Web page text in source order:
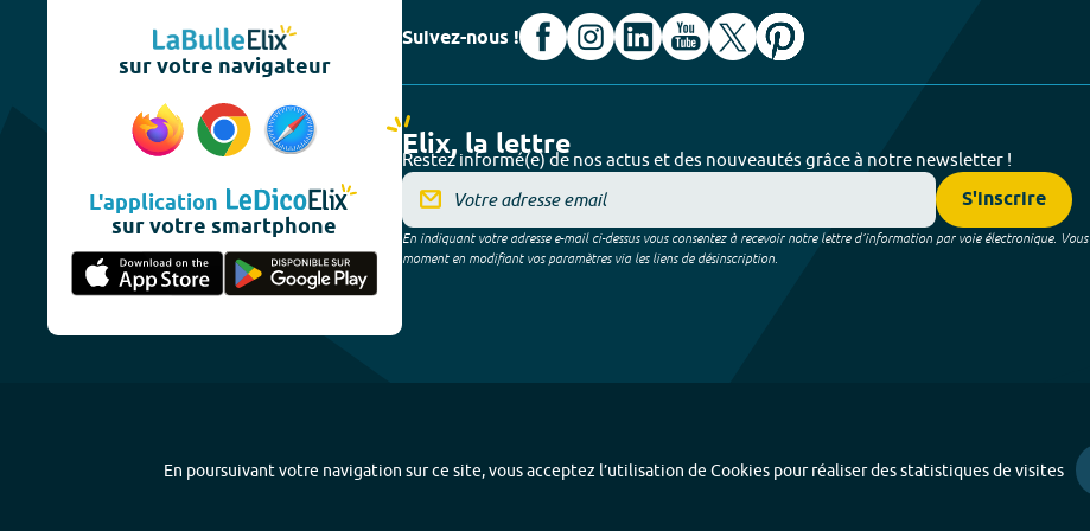
sur votre navigateur
L'application
sur votre smartphone
Suivez-nous !
Elix, la lettre
Restez informé(e) de nos actus et des nouveautés grâce à notre newsletter !
S'inscrire
En indiquant votre adresse e-mail ci-dessus vous consentez à recevoir notre lettre d’information par voie électronique.
moment en modifiant vos paramètres via les liens de désinscription.
En poursuivant votre navigation sur ce site, vous acceptez l’utilisation de Cookies pour réaliser des statistiques de visites